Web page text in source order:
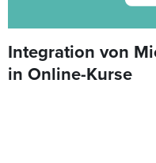
Integration von
in Online-Kurse